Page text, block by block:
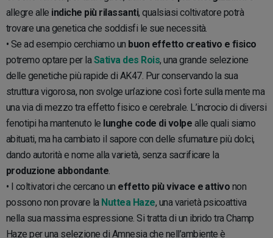
allegre alle indiche più rilassanti, qualsiasi coltivatore potrà
trovare una genetica che soddisfi le sue necessità.
• Se ad esempio cerchiamo un buon effetto creativo e fisico
potremo optare per laSativa des Rois, una grande selezione
delle genetiche più rapide di AK47. Pur conservando la sua
struttura vigorosa, non svolge un’azione così forte sulla mente ma
una via di mezzo tra effetto fisico e cerebrale. L’incrocio di diversi
fenotipi ha mantenuto le lunghe code di volpe alle quali siamo
abituati, ma ha cambiato il sapore con delle sfumature più dolci,
dando autorità e nome alla varietà, senza sacrificare la
produzione abbondante.
• I coltivatori che cercano un effetto più vivace e attivo non
possono non provare la Nuttea Haze, una varietà psicoattiva
nella sua massima espressione. Si tratta di un ibrido tra Champ
Haze per una selezione di Amnesia che nell’ambiente è